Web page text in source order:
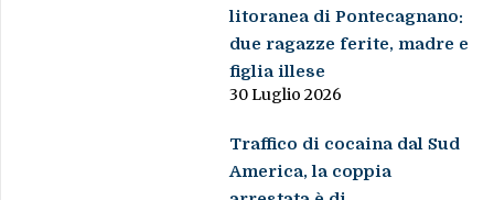
litoranea di Pontecagnano:
due ragazze ferite, madre e
figlia illese
30 Luglio 2026
Traffico di cocaina dal Sud
America, la coppia